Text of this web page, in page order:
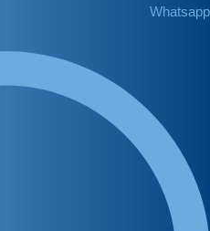
Whatsapp